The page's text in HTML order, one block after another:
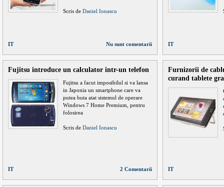
Scris de Daniel Ionascu
IT Nu sunt comentarii IT
Fujitsu introduce un calculator intr-un telefon
Fujitsu a facut imposibilul si va lansa
in Japonia un smartphone care va
putea buta atat sistemul de operare
Windows 7 Home Premium, pentru
folosirea
Scris de Daniel Ionascu
IT 2 Comentarii
Furnizorii de
curand tablete
IT